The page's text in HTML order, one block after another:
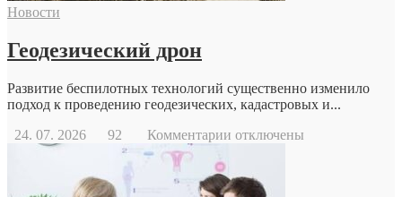
Новости
Геодезический дрон
Развитие беспилотных технологий существенно изменило
подход к проведению геодезических, кадастровых и...
24. 07. 2026
92 Комментарии к
дрон
отключены